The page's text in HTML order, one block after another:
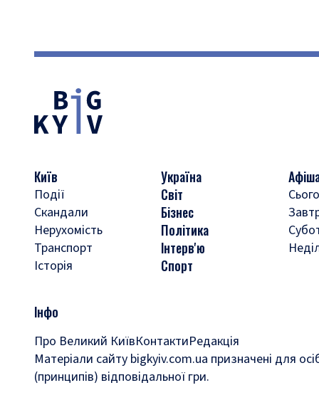
Київ
Події
Скандали
Нерухомість
Транспорт
Історія
Україна
Світ
Бізнес
Політика
Інтерв'ю
Спорт
Інфо
Про Великий КиївКонтактиРедакція
Матеріали сайту bigkyiv.com.ua призначені для
(принципів) відповідальної гри.